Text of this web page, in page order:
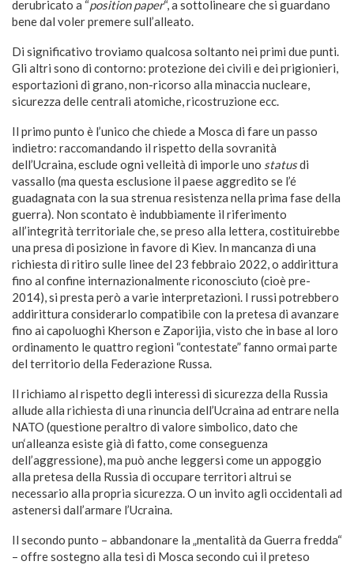
derubricato a “position paper“, a sottolineare che si guardano
bene dal voler premere sull’alleato.
Di significativo troviamo qualcosa soltanto nei primi due punti.
Gli altri sono di contorno: protezione dei civili e dei prigionieri,
esportazioni di grano, non-ricorso alla minaccia nucleare,
sicurezza delle centrali atomiche, ricostruzione ecc.
Il primo punto è l’unico che chiede a Mosca di fare un passo
indietro: raccomandando il rispetto della sovranità
dell’Ucraina, esclude ogni velleità di imporle uno statusdi
vassallo (ma questa esclusione il paese aggredito se l’é
guadagnata con la sua strenua resistenza nella prima fase della
guerra). Non scontato è indubbiamente il riferimento
all’integrità territoriale che, se preso alla lettera, costituirebbe
una presa di posizione in favore di Kiev. In mancanza di una
richiesta di ritiro sulle linee del 23 febbraio 2022, o addirittura
fino al confine internazionalmente riconosciuto (cioè pre-
2014), si presta però a varie interpretazioni. I russi potrebbero
addirittura considerarlo compatibile con la pretesa di avanzare
fino ai capoluoghi Kherson e Zaporijia, visto che in base al loro
ordinamento le quattro regioni “contestate” fanno ormai parte
del territorio della Federazione Russa.
Il richiamo al rispetto degli interessi di sicurezza della Russia
allude alla richiesta di una rinuncia dell’Ucraina ad entrare nella
NATO (questione peraltro di valore simbolico, dato che
un‘alleanza esiste già di fatto, come conseguenza
dell’aggressione), ma può anche leggersi come un appoggio
alla pretesa della Russia di occupare territori altrui se
necessario alla propria sicurezza. O un invito agli occidentali ad
astenersi dall’armare l’Ucraina.
Il secondo punto – abbandonare la „mentalità da Guerra fredda“
– offre sostegno alla tesi di Mosca secondo cui il preteso